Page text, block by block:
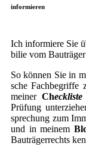
informieren
Ich infor­mie­re Sie
bi­lie vom
So kön­nen Sie in
sche Fach­be­grif­fe
mei­ner Check­lis­te
Prü­fung
spre­chung zum
und in mei­nem
Bau­trä­ger­rechts